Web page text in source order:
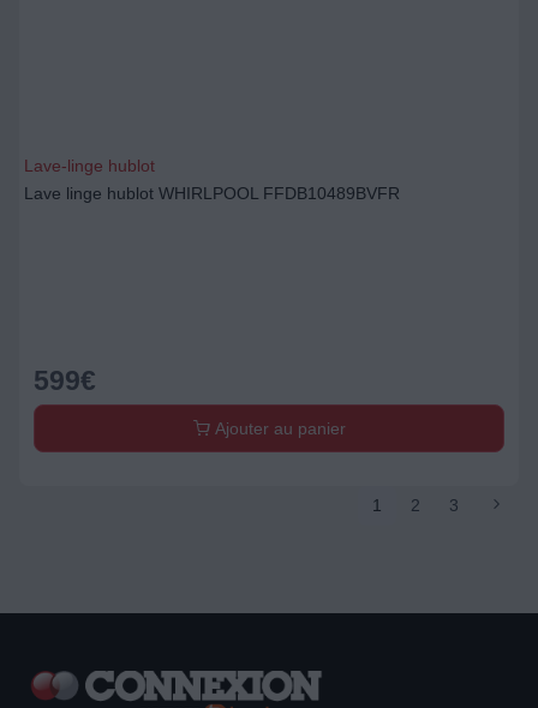
Lave-linge hublot
Lave linge hublot WHIRLPOOL FFDB10489BVFR
599€
Ajouter au panier
1 2 3